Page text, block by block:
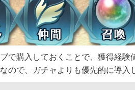
で購入しておくことで、獲得経
ので、ガチャよりも優先的に導入